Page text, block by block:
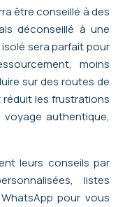
être conseillé à des
déconseillé à une
sera parfait pour
moins
sur des routes de
réduit les frustrations
authentique,
leurs conseils par
listes
pour vous